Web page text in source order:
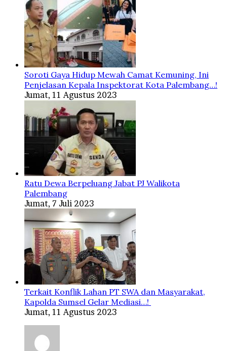
Soroti Gaya Hidup Mewah Camat Kemuning, Ini
Penjelasan Kepala Inspektorat Kota Palembang…!
Jumat, 11 Agustus 2023
Ratu Dewa Berpeluang Jabat PJ Walikota
Palembang
Jumat, 7 Juli 2023
Terkait Konflik Lahan PT SWA dan Masyarakat,
Kapolda Sumsel Gelar Mediasi…!
Jumat, 11 Agustus 2023